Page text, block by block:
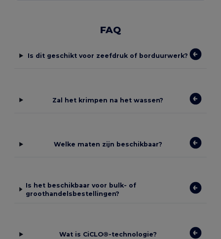
FAQ
Is dit geschikt voor zeefdruk of borduurwerk?
Zal het krimpen na het wassen?
Welke maten zijn beschikbaar?
Is het beschikbaar voor bulk- of
groothandelsbestellingen?
Wat is CiCLO®-technologie?